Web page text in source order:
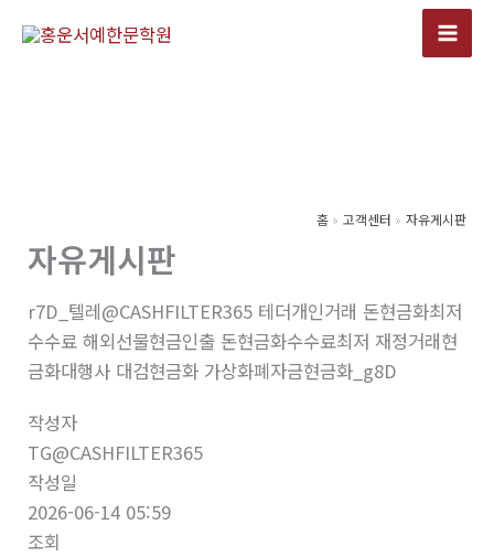
홈 고객센터 자유게시판
자유게시판
r7D_텔레@CASHFILTER365 테더개인거래 돈현금화최저
수수료 해외선물현금인출 돈현금화수수료최저 재정거래현
금화대행사 대검현금화 가상화폐자금현금화_g8D
작성자
TG@CASHFILTER365
작성일
2026-06-14 05:59
조회